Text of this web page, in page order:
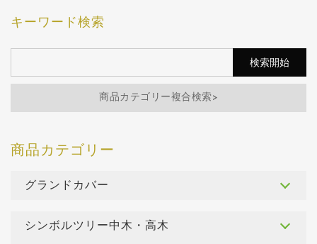
キーワード検索
商品カテゴリー複合検索>
グランドカバー
シンボルツリー中木・高木